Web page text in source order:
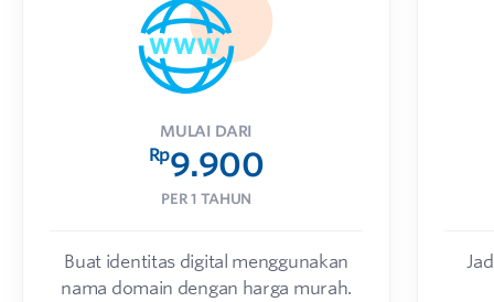
MULAI DARI
Rp9.900
PER 1 TAHUN
Buat identitas digital menggunakan
nama domain dengan harga murah.